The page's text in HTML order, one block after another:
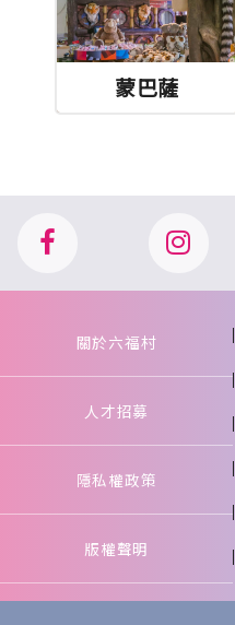
蒙巴薩
關於六福村
人才招募
隱私權政策
版權聲明